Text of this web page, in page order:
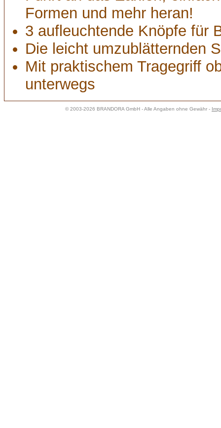
Formen und mehr heran!
3 aufleuchtende Knöpfe für
Die leicht umzublätternden
Mit praktischem Tragegriff
unterwegs
© 2003-2026 BRANDORA GmbH - Alle Angaben ohne Gewähr -